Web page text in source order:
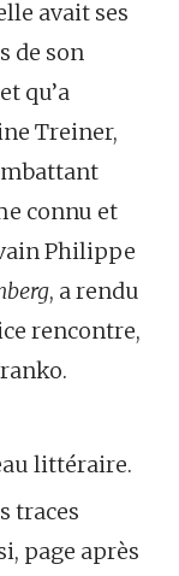
avait ses
de son
qu’a
Treiner,
connu et
Philippe
, a rendu
rencontre,
littéraire.
traces
page après